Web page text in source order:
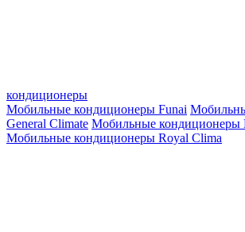
кондиционеры
Мобильные кондиционеры Funai
General Climate Мобильные кондиционеры
Мобильные кондиционеры Royal Clima